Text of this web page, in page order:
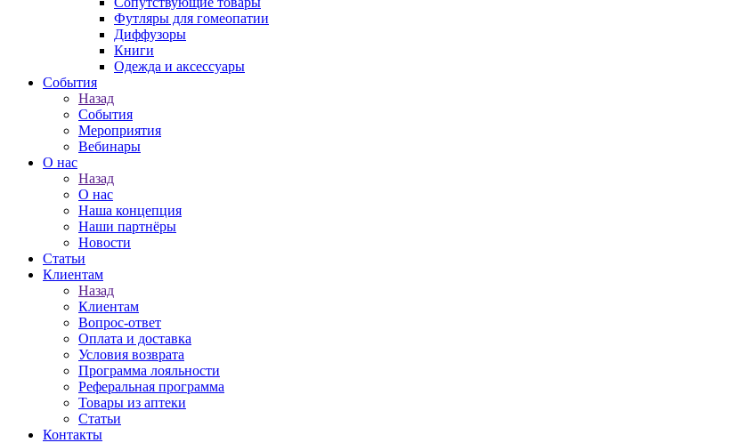
Футляры для гомеопатии
Диффузоры
Книги
Одежда и аксессуары
События
Назад
События
Мероприятия
Вебинары
О нас
Назад
О нас
Наша концепция
Наши партнёры
Новости
Статьи
Клиентам
Назад
Клиентам
Вопрос-ответ
Оплата и доставка
Условия возврата
Программа лояльности
Реферальная программа
Товары из аптеки
Статьи
Контакты